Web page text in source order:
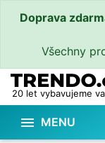
Doprava
Všechny
20 let vybavujeme
 MENU